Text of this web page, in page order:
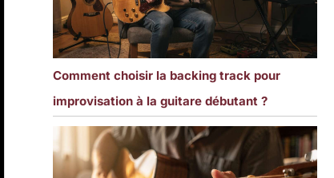
Comment choisir la backing track pour
improvisation à la guitare débutant ?